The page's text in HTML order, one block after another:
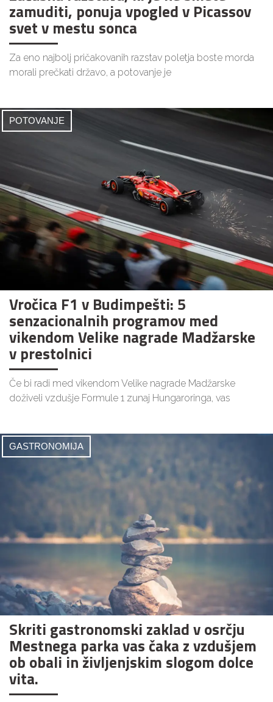
zamuditi, ponuja vpogled v Picassov
svet v mestu sonca
Za eno najbolj pričakovanih razstav poletja boste morda
morali prečkati državo, a potovanje je
POTOVANJE
Vročica F1 v Budimpešti: 5
senzacionalnih programov med
vikendom Velike nagrade Madžarske
v prestolnici
Če bi radi med vikendom Velike nagrade Madžarske
doživeli vzdušje Formule 1 zunaj Hungaroringa, vas
GASTRONOMIJA
Skriti gastronomski zaklad v osrčju
Mestnega parka vas čaka z vzdušjem
ob obali in življenjskim slogom dolce
vita.